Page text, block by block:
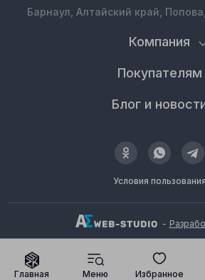
Условия пользования
Компания
Покупателям
Блог и
Барнаул, Алтайский край,
-
Главная Меню Избранное